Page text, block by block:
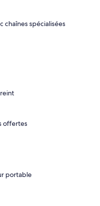
chaînes spécialisées
offertes
portable